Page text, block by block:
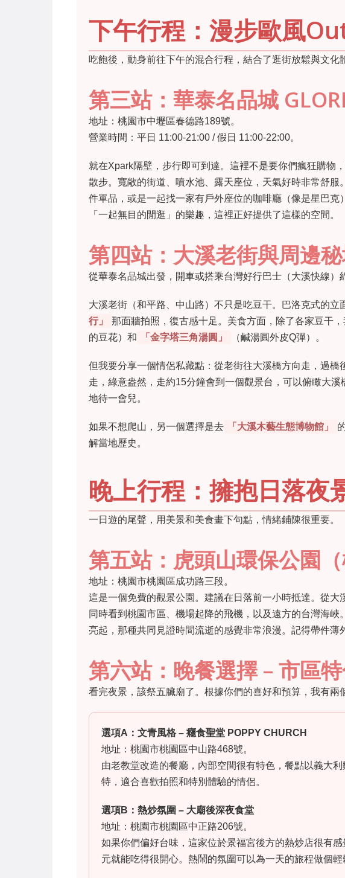
下午行程：漫步歐風
吃飽後，動身前往下午的混合行程，結合了逛街放鬆與文化
第三站：華泰名品城
地址：桃園市中壢區春德路189號。
營業時間：平日 11:00-21:00 / 假日 11:00-22:00。
就在Xpark隔壁，步行即可到達。這裡不是要你們瘋狂購物
散步。寬敞的街道、噴水池、露天座位，天氣好時非常舒
件單品，或是一起找一家有戶外座位的咖啡廳（像是星巴
「一起無目的閒逛」的樂趣，這裡正好提供了這樣的空間。
第四站：大溪老街與周邊
從華泰名品城出發，開車或搭乘台灣好行巴士（大溪快線）
大溪老街（和平路、中山路）不只是吃豆干。巴洛克式的立
行」
那面牆拍照，復古感十足。美食方面，除了各家豆干
的豆花）和
「金字塔三角湯圓」 （鹹湯圓外皮Q彈）。
但我要分享一個情侶私藏點：從老街往大溪橋方向走，過橋
走，綠意盎然，走約15分鐘會到一個觀景台，可以俯瞰大
地待一會兒。
如果不想爬山，另一個選擇是去 「大溪木藝生態博物館」
解當地歷史。
晚上行程：擁抱日落夜
一日遊的尾聲，用美景和美食畫下句點，情緒鋪陳很重要。
第五站：虎頭山環保公園（
地址：桃園市桃園區成功路三段。
這是一個免費的觀景公園。建議在日落前一小時抵達。從
同時看到桃園市區、機場起降的飛機，以及遠方的台灣海
亮起，那種共同見證時間流逝的感覺非常浪漫。記得帶件薄
第六站：晚餐選擇 – 市區
看完夜景，該祭五臟廟了。根據你們的喜好和預算，我有兩
選項A：文青風格 – 癮食聖堂 POPPY CHURCH
地址：桃園市桃園區中山路468號。
由老教堂改造的餐廳，內部空間很有特色，餐點以義大
特，適合喜歡拍照和特別體驗的情侶。
選項B：熱炒氛圍 – 大廟後深夜食堂
地址：桃園市桃園區中正路206號。
如果你們偏好台味，這家位於景福宮後方的熱炒店很有
元就能吃得很開心。熱鬧的氛圍可以為一天的旅程做個輕